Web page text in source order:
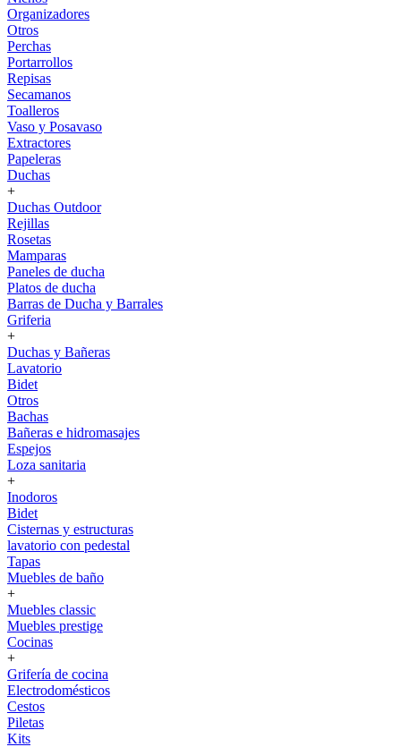
Organizadores
Otros
Perchas
Portarrollos
Repisas
Secamanos
Toalleros
Vaso y Posavaso
Extractores
Papeleras
Duchas
+
Duchas Outdoor
Rejillas
Rosetas
Mamparas
Paneles de ducha
Platos de ducha
Barras de Ducha y Barrales
Griferia
+
Duchas y Bañeras
Lavatorio
Bidet
Otros
Bachas
Bañeras e hidromasajes
Espejos
Loza sanitaria
+
Inodoros
Bidet
Cisternas y estructuras
lavatorio con pedestal
Tapas
Muebles de baño
+
Muebles classic
Muebles prestige
Cocinas
+
Grifería de cocina
Electrodomésticos
Cestos
Piletas
Kits